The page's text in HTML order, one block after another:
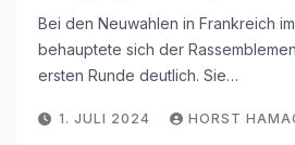
Bei den Neuwahlen in Frankreich
behauptete sich der
ersten Runde deutlich. Sie…
1. JULI 2024 HORST